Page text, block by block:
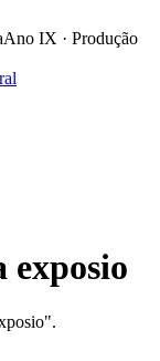
Ano IX · Produção
exposio